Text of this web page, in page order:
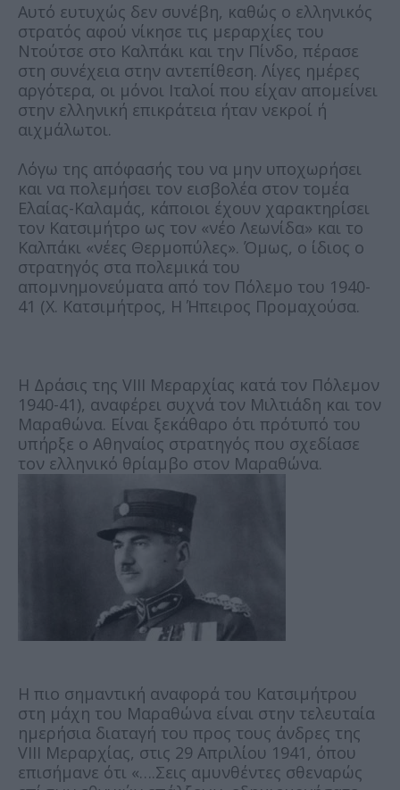
Αυτό ευτυχώς δεν συνέβη, καθώς ο ελληνικός
στρατός αφού νίκησε τις μεραρχίες του
Ντούτσε στο Καλπάκι και την Πίνδο, πέρασε
στη συνέχεια στην αντεπίθεση. Λίγες ημέρες
αργότερα, οι μόνοι Ιταλοί που είχαν απομείνει
στην ελληνική επικράτεια ήταν νεκροί ή
αιχμάλωτοι.
Λόγω της απόφασής του να μην υποχωρήσει
και να πολεμήσει τον εισβολέα στον τομέα
Ελαίας-Καλαμάς, κάποιοι έχουν χαρακτηρίσει
τον Κατσιμήτρο ως τον «νέο Λεωνίδα» και το
Καλπάκι «νέες Θερμοπύλες». Όμως, ο ίδιος ο
στρατηγός στα πολεμικά του
απομνημονεύματα από τον Πόλεμο του 1940-
41 (Χ. Κατσιμήτρος, Η Ήπειρος Προμαχούσα.
Η Δράσις της VIII Μεραρχίας κατά τον Πόλεμον
1940-41), αναφέρει συχνά τον Μιλτιάδη και τον
Μαραθώνα. Είναι ξεκάθαρο ότι πρότυπό του
υπήρξε ο Αθηναίος στρατηγός που σχεδίασε
τον ελληνικό θρίαμβο στον Μαραθώνα.
Η πιο σημαντική αναφορά του Κατσιμήτρου
στη μάχη του Μαραθώνα είναι στην τελευταία
ημερήσια διαταγή του προς τους άνδρες της
VIII Μεραρχίας, στις 29 Απριλίου 1941, όπου
επισήμανε ότι «….Σεις αμυνθέντες σθεναρώς